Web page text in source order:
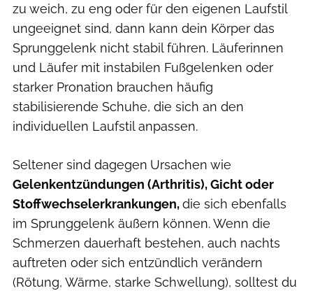
zu weich, zu eng oder für den eigenen Laufstil
ungeeignet sind, dann kann dein Körper das
Sprunggelenk nicht stabil führen. Läuferinnen
und Läufer mit instabilen Fußgelenken oder
starker Pronation brauchen häufig
stabilisierende Schuhe, die sich an den
individuellen Laufstil anpassen.
Seltener sind dagegen Ursachen wie
Gelenkentzündungen (Arthritis), Gicht oder
Stoffwechselerkrankungen,die sich ebenfalls
im Sprunggelenk äußern können. Wenn die
Schmerzen dauerhaft bestehen, auch nachts
auftreten oder sich entzündlich verändern
(Rötung, Wärme, starke Schwellung), solltest du